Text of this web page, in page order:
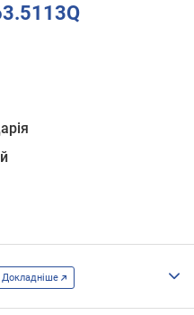
Докладніше